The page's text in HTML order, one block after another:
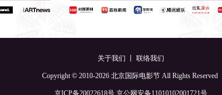
关于我们 联络我们
Copyright © 2010-2026 北京国际电影节 All Rights Reserved
京ICP备20022618号 京公网安备11010102001721号